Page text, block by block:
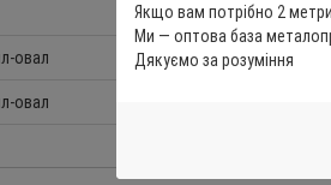
овал
овал
Якщо вам потрібно 2
Ми — оптова база
Дякуємо за розуміння